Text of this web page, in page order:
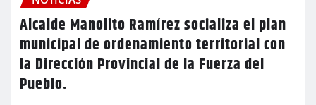
Alcalde Manolito Ramírez socializa el plan
municipal de ordenamiento territorial con
la Dirección Provincial de la Fuerza del
Pueblo.